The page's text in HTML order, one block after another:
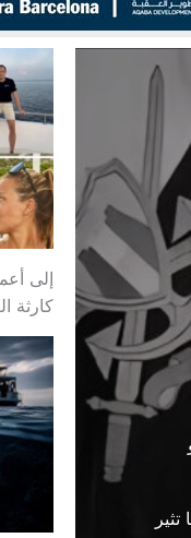
إلى
كارثة